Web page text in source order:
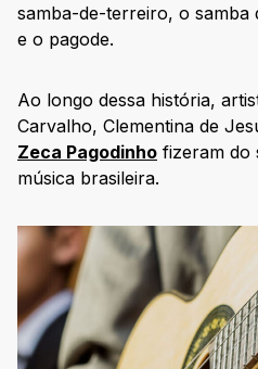
samba-de-terreiro, o samba
e o pagode.
Ao longo dessa história,
Carvalho, Clementina de
Zeca Pagodinho fizeram do
música brasileira.